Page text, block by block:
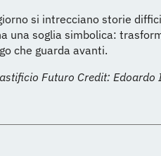
si intrecciano storie
una soglia simbolica:
che guarda avanti.
Futuro Credit: Edoardo